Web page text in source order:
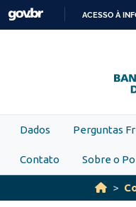
Skip to main content
ACESSO À
Dados Perguntas
Contato Sobre o